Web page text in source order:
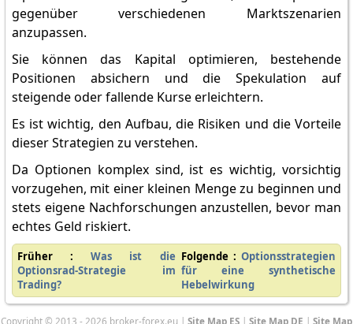
gegenüber verschiedenen Marktszenarien
anzupassen.
Sie können das Kapital optimieren, bestehende
Positionen absichern und die Spekulation auf
steigende oder fallende Kurse erleichtern.
Es ist wichtig, den Aufbau, die Risiken und die Vorteile
dieser Strategien zu verstehen.
Da Optionen komplex sind, ist es wichtig, vorsichtig
vorzugehen, mit einer kleinen Menge zu beginnen und
stets eigene Nachforschungen anzustellen, bevor man
echtes Geld riskiert.
Früher :Was ist die
Optionsrad-Strategie im
Trading?
Folgende : Optionsstrategien
für eine synthetische
Hebelwirkung
Copyright © 2013 - 2026 broker-forex.eu | Site Map ES | Site Map DE | Site Map